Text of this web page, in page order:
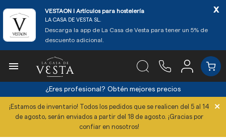
VESTAON l Artículos para hostelería
LA CASA DE VESTA SL.
Descarga la app de La Casa de Vesta para tener un 5% de
descuento adicional.
x

¿Eres profesional? Obtén mejores precios
¡Estamos de inventario! Todos los pedidos que se realicen del 5 al 14
de agosto, serán enviados a partir del 18 de agosto. ¡Gracias por
confiar en nosotros!
×